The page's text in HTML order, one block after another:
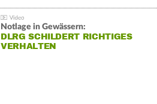
Notlage in Gewässern:
DLRG SCHILDERT RICHTIGES
VERHALTEN